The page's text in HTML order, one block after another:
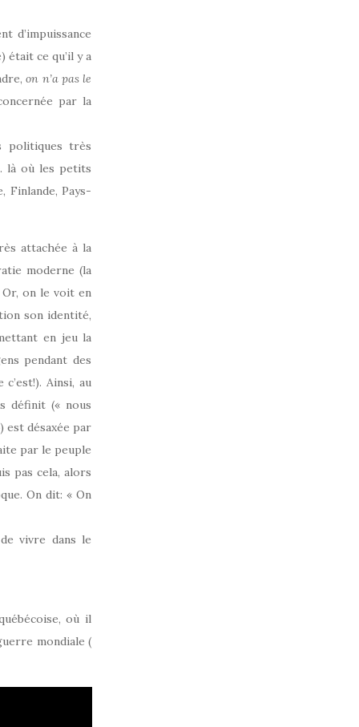
d’impuissance
était ce qu’il y a
on n’a pas le
par la
politiques très
là où les petits
Finlande, Pays-
attachée à la
moderne (la
Or, on le voit en
son identité,
en jeu la
pendant des
Ainsi, au
définit (« nous
est désaxée par
par le peuple
pas cela, alors
On dit: « On
vivre dans le
où il
mondiale (